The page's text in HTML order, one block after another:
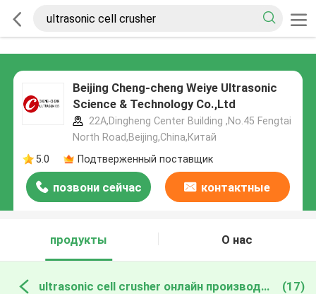
Beijing Cheng-cheng Weiye Ultrasonic
Science & Technology Co.,Ltd
22A,Dingheng Center Building ,No.45 Fengtai
North Road,Beijing,China,Китай
5.0
Подтверженный поставщик
позвони сейчас контактные
продукты
О нас
ultrasonic cell crusher онлайн производство (17)